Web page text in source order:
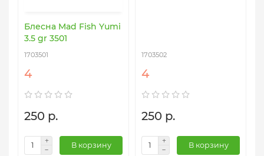
Блесна Mad Fish Yumi
3.5 gr 3501
1703501
4
250 р.
В корзину
1703502
4
250 р.
В корзину